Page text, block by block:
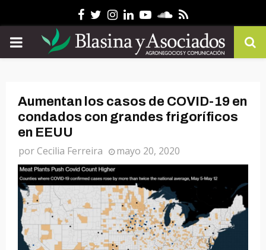
Facebook
Twitter
Instagram
Linkedin
YoutubeSoundcloud
Rss
PRIMARY
Aumentan los casos de COVID-19 en
condados con grandes frigoríficos
en EEUU
porCecilia Ferreira mayo 20, 2020